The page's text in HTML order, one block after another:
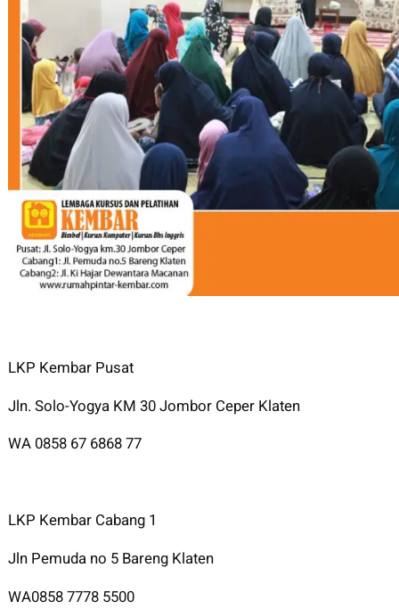
LKP Kembar Pusat
Jln. Solo-Yogya KM 30 Jombor Ceper Klaten
WA 0858 67 6868 77
LKP Kembar Cabang 1
Jln Pemuda no 5 Bareng Klaten
WA0858 7778 5500